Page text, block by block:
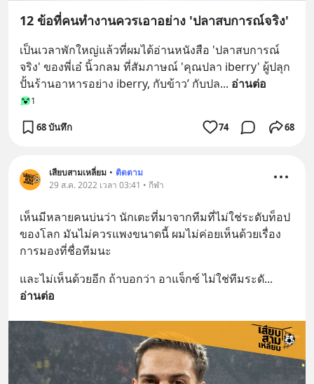
12 ข้อที่คนทำงานควรเอาอย่าง 'ปลาสบการณ์จริง'
เป็นเวลาพักใหญ่แล้วที่ผมได้อ่านหนังสือ 'ปลาสบการณ์
จริง' ของพี่เอ๋ นิ้วกลม ที่สัมภาษณ์ 'คุณปลา iberry' ผู้ปลุก
ปั้นร้านอาหารอย่าง iberry, กับข้าว’ กับปล... อ่านต่อ
1
68 บันทึก 74 68
เสียบสามเหลี่ยม • ติดตาม
29 ส.ค. 2022 เวลา 03:41 • กีฬา
เห็นมีหลายคนบ่นว่า นักเตะที่มาจากทีมที่ไม่ใช่ระดับท็อป
ของโลก มันไม่ควรแพงขนาดนี้ ผมไม่ค่อยเห็นด้วยเรื่อง
การมองที่ชื่อทีมนะ
และไม่เห็นด้วยอีก ถ้าบอกว่า อาแจ็กซ์ ไม่ใช่ทีมระดั
อ่านต่อ